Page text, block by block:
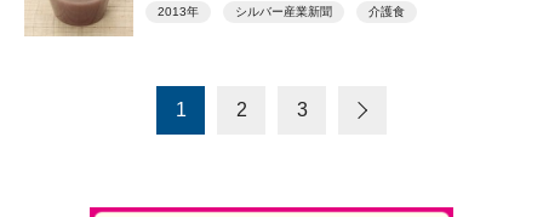
2013年 シルバー産業新聞 介護食
1 2 3